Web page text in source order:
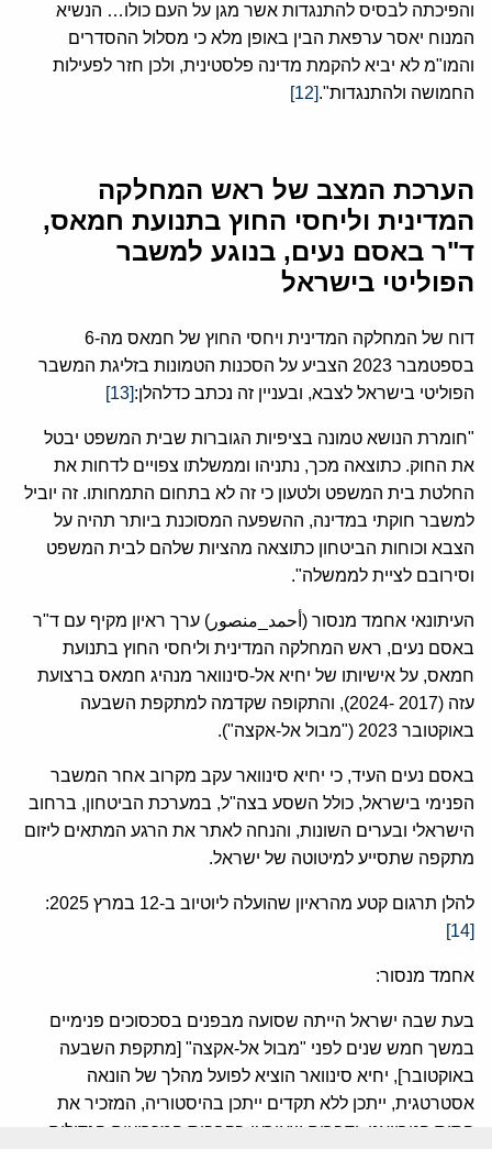
והפיכתה לבסיס להתנגדות אשר מגן על העם כולו… הנשיא
המנוח יאסר ערפאת הבין באופן מלא כי מסלול ההסדרים
והמו"מ לא יביא להקמת מדינה פלסטינית, ולכן חזר לפעילות
החמושה ולהתנגדות".[12]
הערכת המצב של ראש המחלקה
המדינית וליחסי החוץ בתנועת חמאס,
ד"ר באסם נעים, בנוגע למשבר
הפוליטי בישראל
דוח של המחלקה המדינית ויחסי החוץ של חמאס מה-6
בספטמבר 2023 הצביע על הסכנות הטמונות בזליגת המשבר
הפוליטי בישראל לצבא, ובעניין זה נכתב כדלהלן:[13]
"חומרת הנושא טמונה בציפיות הגוברות שבית המשפט יבטל
את החוק. כתוצאה מכך, נתניהו וממשלתו צפויים לדחות את
החלטת בית המשפט ולטעון כי זה לא בתחום התמחותו. זה יוביל
למשבר חוקתי במדינה, ההשפעה המסוכנת ביותר תהיה על
הצבא וכוחות הביטחון כתוצאה מהציות שלהם לבית המשפט
וסירובם לציית לממשלה".
העיתונאי אחמד מנסור (أحمد_منصور) ערך ראיון מקיף עם ד"ר
באסם נעים, ראש המחלקה המדינית וליחסי החוץ בתנועת
חמאס, על אישיותו של יחיא אל-סינוואר מנהיג חמאס ברצועת
עזה (2017 -2024), והתקופה שקדמה למתקפת השבעה
באוקטובר 2023 ("מבול אל-אקצה").
באסם נעים העיד, כי יחיא סינוואר עקב מקרוב אחר המשבר
הפנימי בישראל, כולל השסע בצה"ל, במערכת הביטחון, ברחוב
הישראלי ובערים השונות, והנחה לאתר את הרגע המתאים ליזום
מתקפה שתסייע למיטוטה של ישראל.
להלן תרגום קטע מהראיון שהועלה ליוטיוב ב-12 במרץ 2025:
[14]
אחמד מנסור:
בעת שבה ישראל הייתה שסועה מבפנים בסכסוכים פנימיים
במשך חמש שנים לפני "מבול אל-אקצה" [מתקפת השבעה
באוקטובר], יחיא סינוואר הוציא לפועל מהלך של הונאה
אסטרטגית, ייתכן ללא תקדים ייתכן בהיסטוריה, המזכיר את
הסוס הטרויאני, ודברים שאירעו בקרבות המכריעים הגדולים